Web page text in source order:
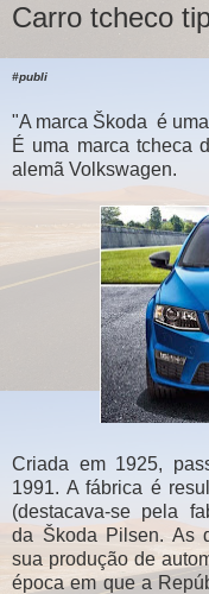
Carro tcheco
#publi
"A marca Škoda é
É uma marca tcheca
alemã Volkswagen.
Criada em 1925,
1991. A fábrica é
(destacava-se pela
da Škoda Pilsen. As
sua produção de
época em que a